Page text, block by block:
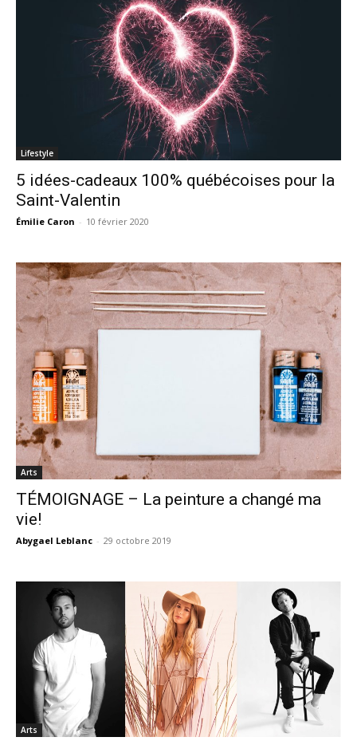
Lifestyle
5 idées-cadeaux 100% québécoises pour la
Saint-Valentin
Émilie Caron - 10 février 2020
Arts
TÉMOIGNAGE – La peinture a changé ma
vie!
Abygael Leblanc - 29 octobre 2019
Arts